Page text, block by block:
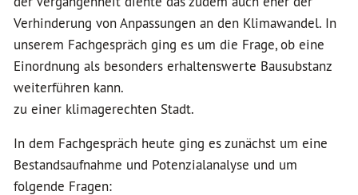
Verhinderung von Anpassungen an den Klimawandel. In
unserem Fachgespräch ging es um die Frage, ob eine
Einordnung als besonders erhaltenswerte Bausubstanz
weiterführen kann.
zu einer klimagerechten Stadt.
In dem Fachgespräch heute ging es zunächst um eine
Bestandsaufnahme und Potenzialanalyse und um
folgende Fragen: